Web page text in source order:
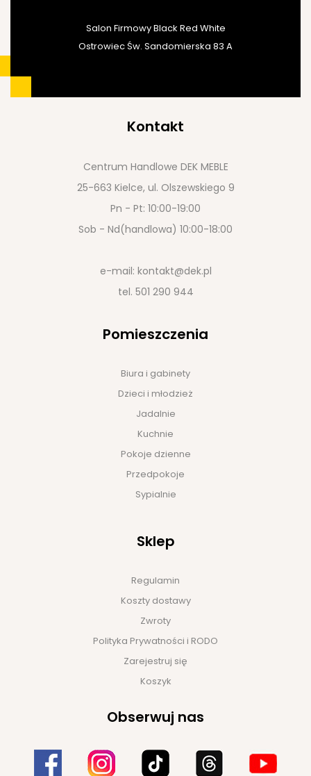
Salon Firmowy Black Red White
Ostrowiec Św. Sandomierska 83 A
Kontakt
Centrum Handlowe DEK MEBLE
25-663 Kielce, ul. Olszewskiego 9
Pn - Pt: 10:00-19:00
Sob - Nd(handlowa) 10:00-18:00
e-mail: kontakt@dek.pl
tel. 501 290 944
Pomieszczenia
Biura i gabinety
Dzieci i młodzież
Jadalnie
Kuchnie
Pokoje dzienne
Przedpokoje
Sypialnie
Sklep
Regulamin
Koszty dostawy
Zwroty
Polityka Prywatności i RODO
Zarejestruj się
Koszyk
Obserwuj nas